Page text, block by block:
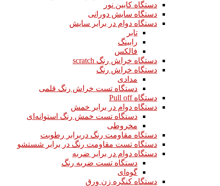
دستگاه کابین نور
دستگاه سایش دورانی
دستگاه دوام در برابر سایش
تابر
رابینگ
فالکس
دستگاه خراش رنگ scratch
دستگاه خراش رنگ
مدادی
دستگاه تست خراش رنگ قلمی
دستگاه Pull off
دستگاه دوام در برابر خمش
دستگاه تست خمش رنگ استوانه‌ای
مخروطی
دستگاه مقاومت رنگ دربرابر رطوبت
دستگاه تست مقاومت رنگ در برابر شستشو
دستگاه دوام در برابر ضربه
دستگاه تست ضربه رنگ
گوه‌ای
دستگاه کنگره زن ورق